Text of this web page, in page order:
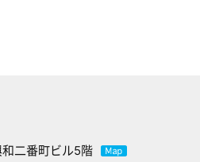
二番町ビル5階